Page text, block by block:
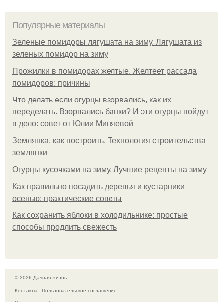
Популярные материалы
Зеленые помидоры лягушата на зиму. Лягушата из
зеленых помидор на зиму
Прожилки в помидорах желтые. Желтеет рассада
помидоров: причины
Что делать если огурцы взорвались, как их
переделать. Взорвались банки? И эти огурцы пойдут
в дело: совет от Юлии Миняевой
Землянка, как построить. Технология строительства
землянки
Огурцы кусочками на зиму. Лучшие рецепты на зиму
Как правильно посадить деревья и кустарники
осенью: практические советы
Как сохранить яблоки в холодильнике: простые
способы продлить свежесть
© 2026 Дачная жизнь
Контакты
Пользовательское соглашение